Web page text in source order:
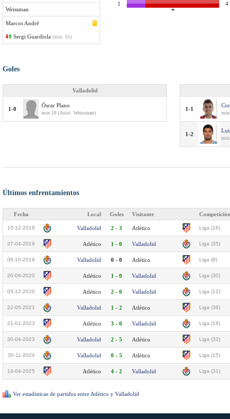
Weissman
Marcos André
Sergi Guardiola (min. 61)
1 4
Goles
Valladolid
1-0
Óscar Plano
min.18 (Asist: Weissman)
1-1
1-2
Últimos enfrentamientos
Fecha Local Goles Visitante Competición
15-12-2018 Valladolid 2 - 3 Atlético Liga (16)
27-04-2019 Atlético 1 - 0 Valladolid Liga (35)
06-10-2019 Valladolid 0 - 0 Atlético Liga (8)
20-06-2020 Atlético 1 - 0 Valladolid Liga (30)
05-12-2020 Atlético 2 - 0 Valladolid Liga (12)
22-05-2021 Valladolid 1 - 2 Atlético Liga (38)
21-01-2023 Atlético 3 - 0 Valladolid Liga (18)
30-04-2023 Valladolid 2 - 5 Atlético Liga (32)
30-11-2024 Valladolid 0 - 5 Atlético Liga (15)
14-04-2025 Atlético 4 - 2 Valladolid Liga (31)
Ver estadísticas de partidos entre Atlético y Valladolid